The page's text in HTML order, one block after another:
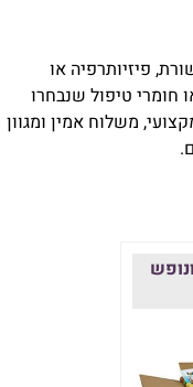
פיזיותרפיה או
חומרי טיפול שנבחרו
משלוח אמין ומגוון